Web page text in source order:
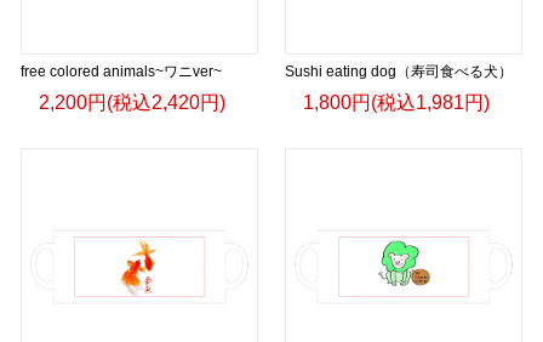
free colored animals~ワニver~
2,200円(税込2,420円)
Sushi eating dog（寿司食べる犬）
1,800円(税込1,981円)